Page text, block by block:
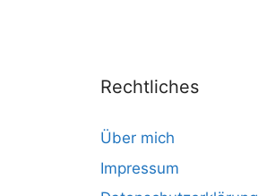
Rechtliches
Über mich
Impressum